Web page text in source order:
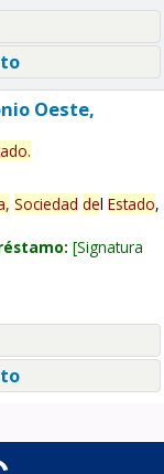
Oeste,
.
Sociedad del Estado,
Signatura